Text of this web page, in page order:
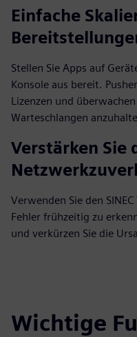
Einfache
Stellen Sie Apps auf
Konsole aus bereit.
Lizenzen und
Warteschlangen
Verstärken Sie
Verwenden Sie den
Fehler frühzeitig zu
und verkürzen Sie die
Wichtige